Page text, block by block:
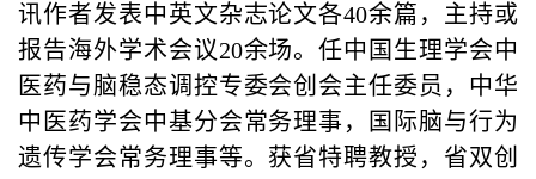
讯作者发表中英文杂志论文各40余篇，主持或
报告海外学术会议20余场。任中国生理学会中
医药与脑稳态调控专委会创会主任委员，中华
中医药学会中基分会常务理事，国际脑与行为
遗传学会常务理事等。获省特聘教授，省双创